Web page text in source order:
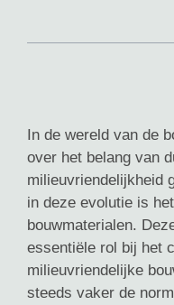
In de wereld van de
over het belang van
milieuvriendelijkheid
in deze evolutie is
bouwmaterialen.
essentiële rol bij het
milieuvriendelijke
steeds vaker de